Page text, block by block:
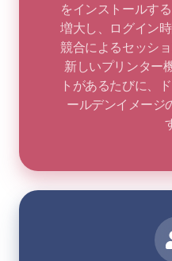
をインストールす
増大し、ログイン
競合によるセッシ
新しいプリンター
トがあるたびに、
ールデンイメージ